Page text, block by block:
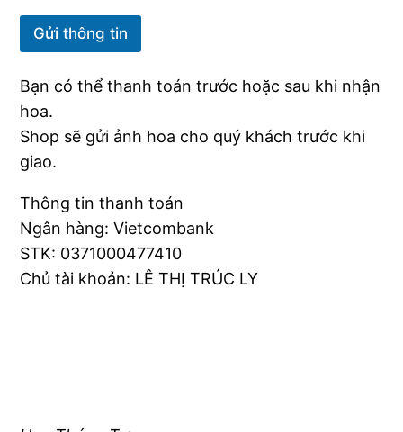
Gửi thông tin
Bạn có thể thanh toán trước hoặc sau khi nhận
hoa.
Shop sẽ gửi ảnh hoa cho quý khách trước khi
giao.
Thông tin thanh toán
Ngân hàng: Vietcombank
STK: 0371000477410
Chủ tài khoản: LÊ THỊ TRÚC LY